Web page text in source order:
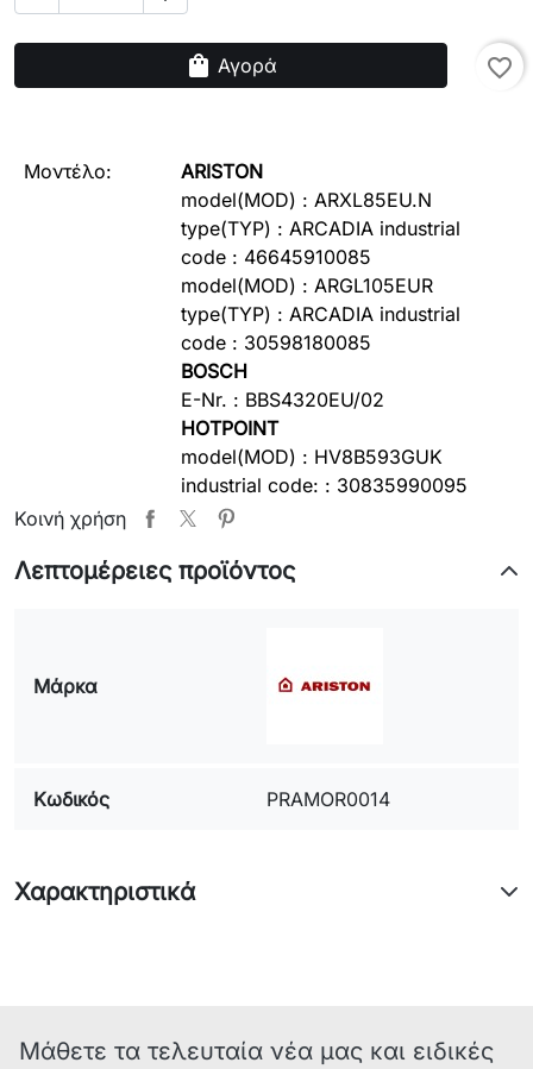
shopping_bag Αγορά favorite_border
Μοντέλο:
ARISTON
model(MOD) : ARXL85EU.N
type(TYP) : ARCADIA industrial
code : 46645910085
model(MOD) : ARGL105EUR
type(TYP) : ARCADIA industrial
code : 30598180085
BOSCH
E-Nr. : BBS4320EU/02
HOTPOINT
model(MOD) : HV8B593GUK
industrial code: : 30835990095
model(MOD) :
model(MOD) :
model(MOD) :ARXL85EU.N
model(MOD) :W83TEX
model(MOD) :
model(MOD) : WIXL105EU/Y
Κοινή χρήση
Λεπτομέρειες προϊόντος
Μάρκα
Κωδικός PRAMOR0014
Χαρακτηριστικά
Μάθετε τα τελευταία νέα μας και ειδικές